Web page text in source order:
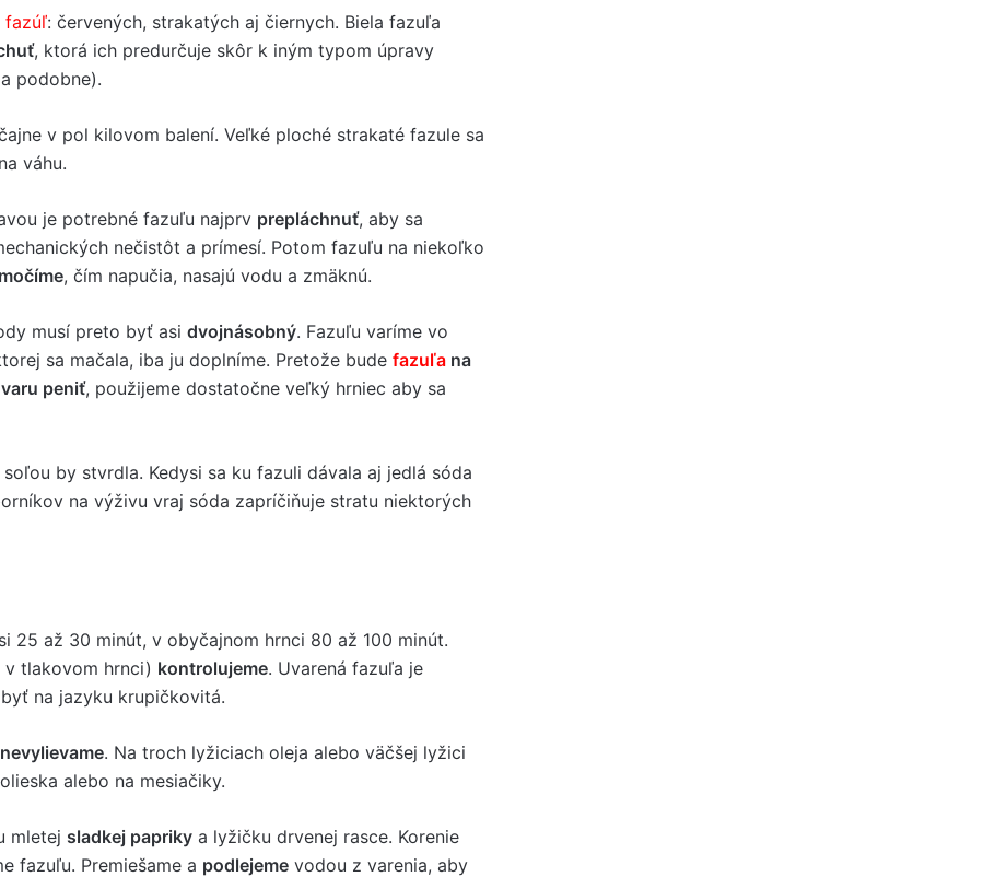
fazúľ: červených, strakatých aj čiernych. Biela fazuľa
, ktorá ich predurčuje skôr k iným typom úpravy
podobne).
v pol kilovom balení. Veľké ploché strakaté fazule sa
váhu.
je potrebné fazuľu najprv prepláchnuť, aby sa
nečistôt a prímesí. Potom fazuľu na niekoľko
, čím napučia, nasajú vodu a zmäknú.
musí preto byť asi dvojnásobný. Fazuľu varíme vo
sa mačala, iba ju doplníme. Pretože bude fazuľa na
peniť, použijeme dostatočne veľký hrniec aby sa
soľou by stvrdla. Kedysi sa ku fazuli dávala aj jedlá sóda
na výživu vraj sóda zapríčiňuje stratu niektorých
25 až 30 minút, v obyčajnom hrnci 80 až 100 minút.
v tlakovom hrnci) kontrolujeme. Uvarená fazuľa je
na jazyku krupičkovitá.
nevylievame. Na troch lyžiciach oleja alebo väčšej lyžici
alebo na mesiačiky.
mletej sladkej papriky a lyžičku drvenej rasce. Korenie
fazuľu. Premiešame a podlejeme vodou z varenia, aby